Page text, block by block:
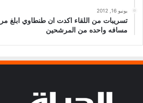
يونيو 16, 2012
تسريبات من اللقاء اكدت ان طنطاوي ابلغ
مسافه واحده من المرشحين